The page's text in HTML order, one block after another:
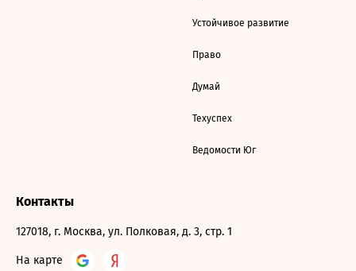
Устойчивое развитие
Право
Думай
Техуспех
Ведомости Юг
Контакты
127018, г. Москва, ул. Полковая, д. 3, стр. 1
На карте